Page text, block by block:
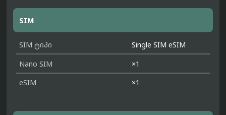
SIM
SIM ტიპი
Single SIM eSIM
Nano SIM
×1
eSIM
×1